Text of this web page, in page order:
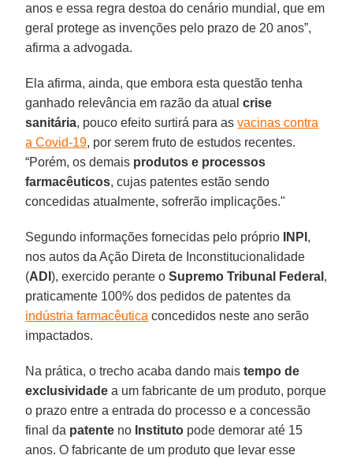
anos e essa regra destoa do cenário mundial, que em
geral protege as invenções pelo prazo de 20 anos”,
afirma a advogada.
Ela afirma, ainda, que embora esta questão tenha
ganhado relevância em razão da atualcrise
sanitária, pouco efeito surtirá para asvacinas contra
a Covid-19, por serem fruto de estudos recentes.
“Porém, os demais produtos e processos
farmacêuticos, cujas patentes estão sendo
concedidas atualmente, sofrerão implicações."
Segundo informações fornecidas pelo próprio INPI ,
nos autos da Ação Direta de Inconstitucionalidade
(ADI), exercido perante oSupremo Tribunal Federal ,
praticamente 100% dos pedidos de patentes da
indústria farmacêutica concedidos neste ano serão
impactados.
Na prática, o trecho acaba dando mais tempo de
exclusividade a um fabricante de um produto, porque
o prazo entre a entrada do processo e a concessão
final da patente no Instituto pode demorar até 15
anos. O fabricante de um produto que levar esse